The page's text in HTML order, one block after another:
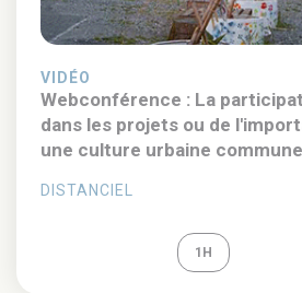
VIDÉO
Webconférence : La
dans les projets ou de
une culture urbaine commune
DISTANCIEL
1H